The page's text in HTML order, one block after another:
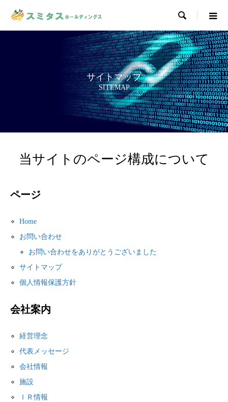

サイトマップ
SITEMAP
当サイトのページ構成について
ページ
Home
お問い合わせ
お問い合わせをありがとうございました
サイトマップ
個人情報保護方針
会社案内
経営理念
代表メッセージ
会社情報
施設
ＩＲ情報